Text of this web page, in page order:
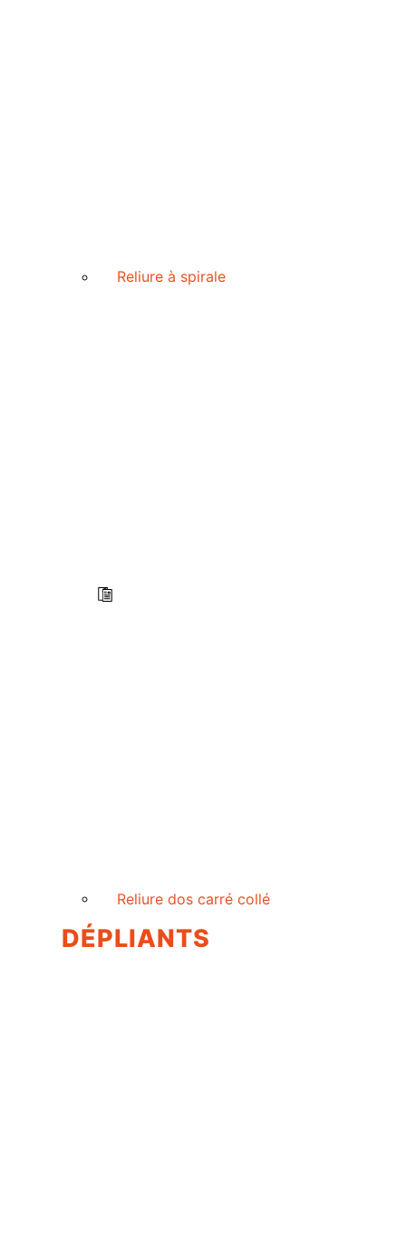
Reliure à spirale
Reliure dos carré collé
DÉPLIANTS